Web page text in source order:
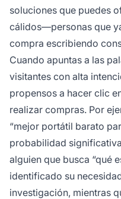
soluciones que puedes
cálidos—personas que
compra escribiendo
Cuando apuntas a las
visitantes con alta
propensos a hacer clic
realizar compras. Por
“mejor portátil barato
probabilidad
alguien que busca “qué
identificado su
investigación, mientras